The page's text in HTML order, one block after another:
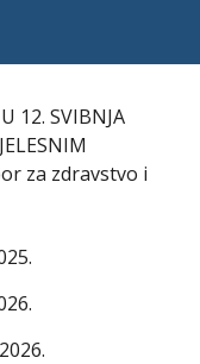
12. SVIBNJA
za zdravstvo i